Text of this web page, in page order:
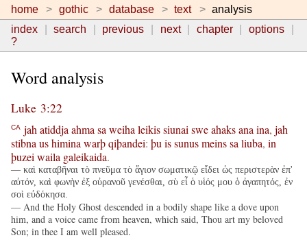
home gothic database text
analysis
index
search previous next chapter
options
?
Word analysis
Luke 3:22
CA jah atiddja ahma sa weiha leikissiunai sweahaksana ina, jah
stibna ushimina warþqiþandei: þu issunusmeinssa liuba, in
þuzei waila galeikaida.
— καὶ καταβῆναι τὸ πνεῦμα τὸ ἅγιον σωματικῷ εἴδει ὡς περιστερὰν ἐπ'
αὐτόν, καὶ φωνὴν ἐξ οὐρανοῦ γενέσθαι, σὺ εἶ ὁ υἱός μου ὁ ἀγαπητός, ἐν
σοὶ εὐδόκησα.
— And the Holy Ghost descended in a bodily shape like a dove upon
him, and a voice came from heaven, which said, Thou art my beloved
Son; in thee I am well pleased.